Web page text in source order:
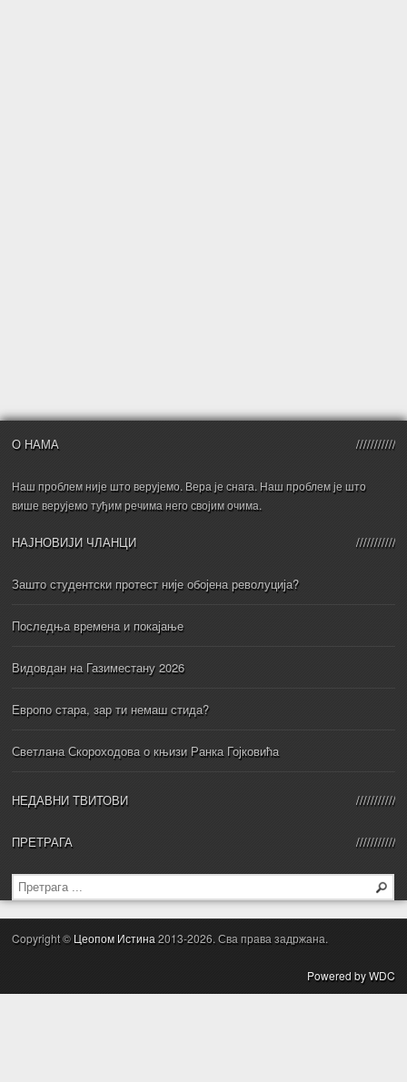
О НАМА
Наш проблем није што верујемо. Вера је снага. Наш проблем је што
више верујемо туђим речима него својим очима.
НАЈНОВИЈИ ЧЛАНЦИ
Зашто студентски протест није обојена револуција?
Последња времена и покајање
Видовдан на Газиместану 2026
Европо стара, зар ти немаш стида?
Светлана Скороходова о књизи Ранка Гојковића
НЕДАВНИ ТВИТОВИ
ПРЕТРАГА
Copyright © Цеопом Истина2013-2026. Сва права задржана.
Powered by WDC